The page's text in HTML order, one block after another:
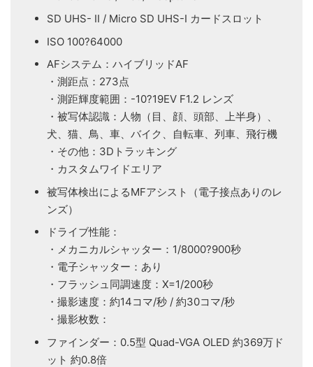
SD UHS- II / Micro SD UHS-I カードスロット
ISO 100?64000
AFシステム：ハイブリッドAF
・測距点：273点
・測距輝度範囲：-10?19EV F1.2 レンズ
・被写体認識：人物（目、顔、頭部、上半身）、
犬、猫、鳥、車、バイク、自転車、列車、飛行機
・その他：3Dトラッキング
・カスタムワイドエリア
被写体検出によるMFアシスト（電子接点ありのレ
ンズ）
ドライブ性能：
・メカニカルシャッター：1/8000?900秒
・電子シャッター：あり
・フラッシュ同調速度：X=1/200秒
・撮影速度：約14コマ/秒 / 約30コマ/秒
・撮影枚数：
ファインダー：0.5型 Quad-VGA OLED 約369万ド
ット 約0.8倍